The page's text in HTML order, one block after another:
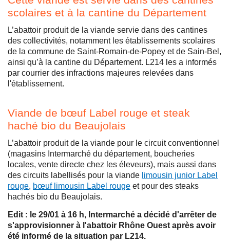
scolaires et à la cantine du Département
L’abattoir produit de la viande servie dans des cantines
des collectivités, notamment les établissements scolaires
de la commune de Saint-Romain-de-Popey et de Sain-Bel,
ainsi qu’à la cantine du Département. L214 les a informés
par courrier des infractions majeures relevées dans
l'établissement.
Viande de bœuf Label rouge et steak
haché bio du Beaujolais
L’abattoir produit de la viande pour le circuit conventionnel
(magasins Intermarché du département, boucheries
locales, vente directe chez les éleveurs), mais aussi dans
des circuits labellisés pour la viande limousin junior Label
rouge, bœuf limousin Label rouge et pour des steaks
hachés bio du Beaujolais.
Edit : le 29/01 à 16 h, Intermarché a décidé d'arrêter de
s'approvisionner à l'abattoir Rhône Ouest après avoir
été informé de la situation par L214.